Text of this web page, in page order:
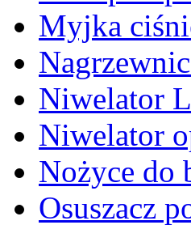
Myjka
Niwelator
Niwelator
Nożyce do
Osuszacz